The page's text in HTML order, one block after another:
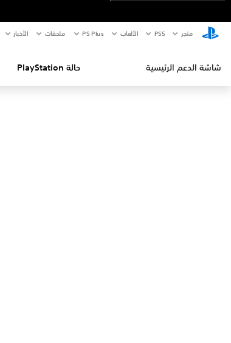
متجر PS5‏ الألعاب PS Plus ملحقات الأخبار
شاشة الدعم الرئيسية حالة PlayStation